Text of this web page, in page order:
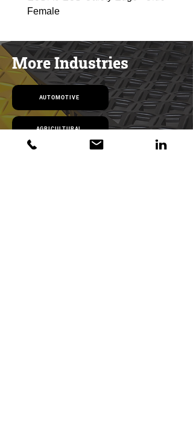
Female
More Industries
AUTOMOTIVE
AGRICULTURAL